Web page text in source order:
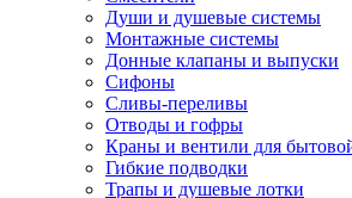
Души и душевые системы
Монтажные системы
Донные клапаны и выпуски
Сифоны
Сливы-переливы
Отводы и гофры
Краны и вентили для
Гибкие подводки
Трапы и душевые лотки